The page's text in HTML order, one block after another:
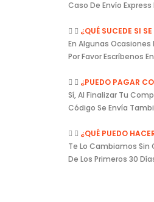
Caso De Envío
¿QUÉ SUCEDE SI
En Algunas Ocasiones
Por Favor Escríbenos
¿PUEDO PAGAR
Sí, Al Finalizar Tu
Código Se Envía
¿QUÉ PUEDO
Te Lo Cambiamos Sin
De Los Primeros 30